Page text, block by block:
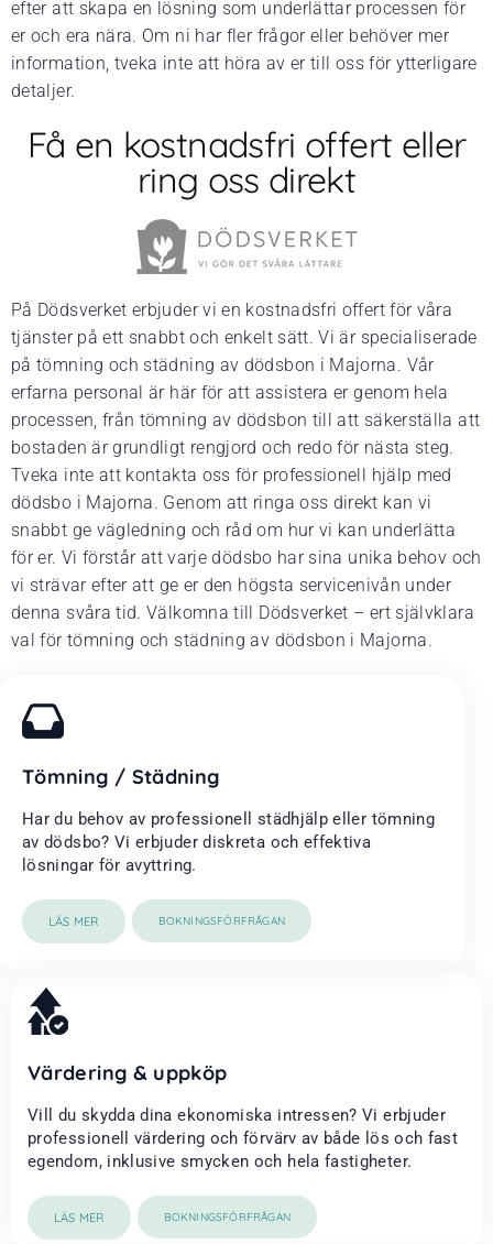
efter att skapa en lösning som underlättar processen för
er och era nära. Om ni har fler frågor eller behöver mer
information, tveka inte att höra av er till oss för ytterligare
detaljer.
Få en kostnadsfri offert eller
ring oss direkt
På Dödsverket erbjuder vi en kostnadsfri offert för våra
tjänster på ett snabbt och enkelt sätt. Vi är specialiserade
på tömning och städning av dödsbon i Majorna. Vår
erfarna personal är här för att assistera er genom hela
processen, från tömning av dödsbon till att säkerställa att
bostaden är grundligt rengjord och redo för nästa steg.
Tveka inte att kontakta oss för professionell hjälp med
dödsbo i Majorna. Genom att ringa oss direkt kan vi
snabbt ge vägledning och råd om hur vi kan underlätta
för er. Vi förstår att varje dödsbo har sina unika behov och
vi strävar efter att ge er den högsta servicenivån under
denna svåra tid. Välkomna till Dödsverket – ert självklara
val för tömning och städning av dödsbon i Majorna.
Tömning / Städning
Har du behov av professionell städhjälp eller tömning
av dödsbo? Vi erbjuder diskreta och effektiva
lösningar för avyttring.
LÄS MER BOKNINGSFÖRFRÅGAN
Värdering & uppköp
Vill du skydda dina ekonomiska intressen? Vi erbjuder
professionell värdering och förvärv av både lös och fast
egendom, inklusive smycken och hela fastigheter.
LÄS MER BOKNINGSFÖRFRÅGAN